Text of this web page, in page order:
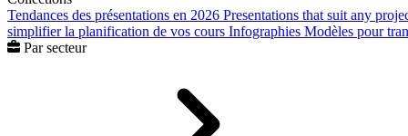
Tendances des présentations en 2026 Presentations that suit any
simplifier la planification de vos cours Infographies Modèles pour
Par secteur